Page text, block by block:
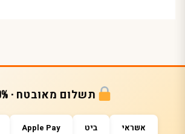
תשלום מאובטח · 100%
אשראי ביט Apple Pay